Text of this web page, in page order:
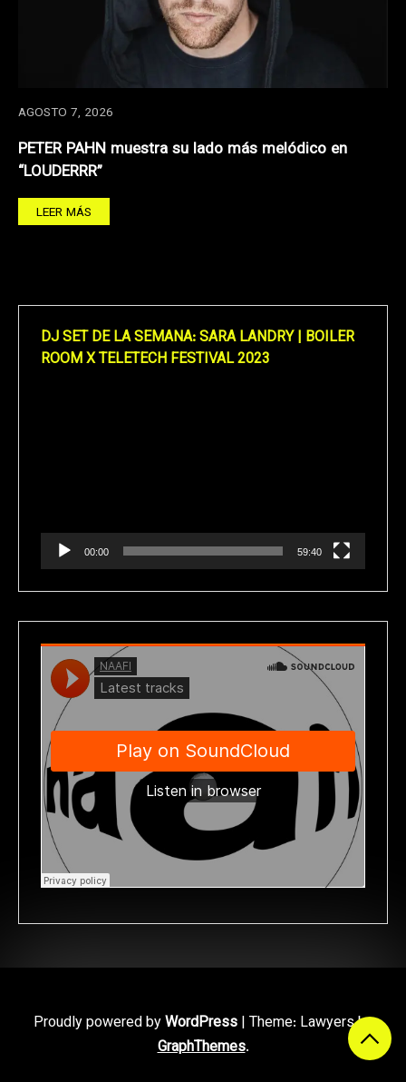
AGOSTO 7, 2026
PETER PAHN muestra su lado más melódico en
“LOUDERRR”
LEER MÁS
DJ SET DE LA SEMANA: SARA LANDRY | BOILER
ROOM X TELETECH FESTIVAL 2023
00:00 59:40
Proudly powered byWordPress | Theme: Lawyers by
GraphThemes.